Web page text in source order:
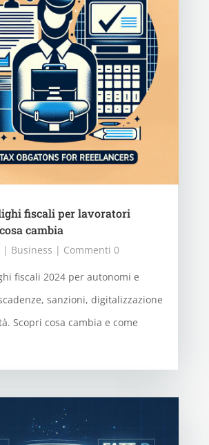
fiscali per lavoratori
cambia
| Business | Commenti 0
fiscali 2024 per autonomi e
sanzioni, digitalizzazione
Scopri cosa cambia e come